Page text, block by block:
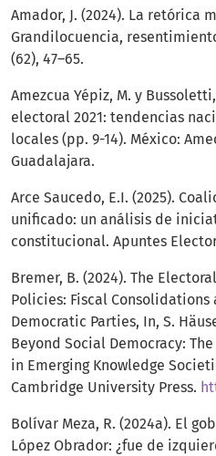
Amador, J. (2024). La retórica
Grandilocuencia,
(62), 47–65.
Amezcua Yépiz, M. y
electoral 2021: tendencias
locales (pp. 9-14). México:
Guadalajara.
Arce Saucedo, E.I. (2025).
unificado: un análisis de
constitucional. Apuntes
Bremer, B. (2024). The
Policies: Fiscal
Democratic Parties, In, S.
Beyond Social Democracy:
in Emerging Knowledge
Cambridge University Press.
Bolívar Meza, R. (2024a). El
López Obrador: ¿fue de